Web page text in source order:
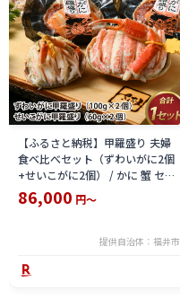
【ふるさと納税】甲羅盛り 夫婦
食べ比べセット（ずわいがに2個
+せいこがに2個） / かに 蟹 セイ
コ ずわい ズワイ 内子 外子 国産
冷凍 冬 冬の味覚 珍味 グルメ 国
86,000 円～
提供自治体：福井市